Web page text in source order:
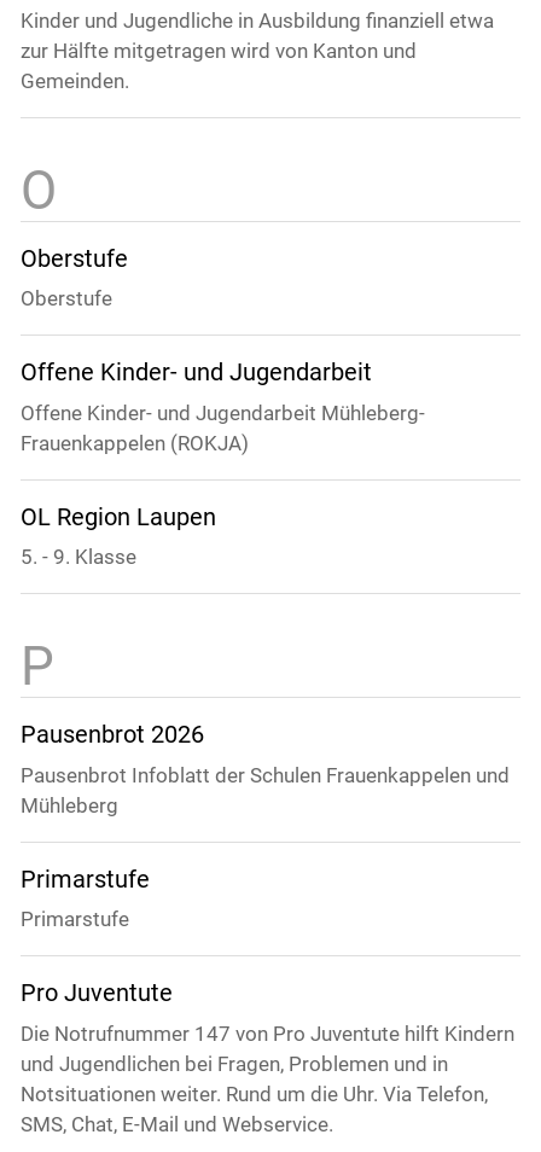
Kinder und Jugendliche in Ausbildung finanziell etwa
zur Hälfte mitgetragen wird von Kanton und
Gemeinden.
Oberstufe
Oberstufe
Offene Kinder- und Jugendarbeit
Offene Kinder- und Jugendarbeit Mühleberg-
Frauenkappelen (ROKJA)
OL Region Laupen
5. - 9. Klasse
Pausenbrot 2026
Pausenbrot Infoblatt der Schulen Frauenkappelen und
Mühleberg
Primarstufe
Primarstufe
Pro Juventute
Die Notrufnummer 147 von Pro Juventute hilft Kindern
und Jugendlichen bei Fragen, Problemen und in
Notsituationen weiter. Rund um die Uhr. Via Telefon,
SMS, Chat, E-Mail und Webservice.